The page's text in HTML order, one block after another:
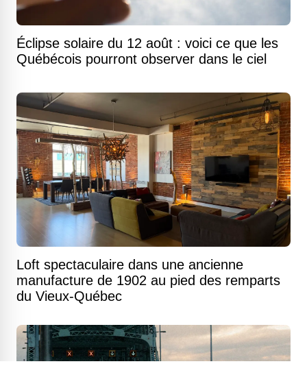
Éclipse solaire du 12 août : voici ce que les
Québécois pourront observer dans le ciel
Loft spectaculaire dans une ancienne
manufacture de 1902 au pied des remparts
du Vieux-Québec